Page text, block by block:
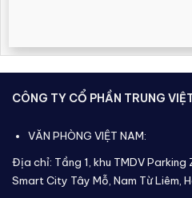
CÔNG TY CỔ PHẦN TRUNG
VĂN PHÒNG VIỆT NAM:
Địa chỉ: Tầng 1, khu TMDV Parking
Smart City Tây Mỗ, Nam Từ Liêm,